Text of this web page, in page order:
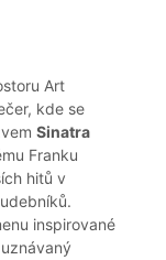
Art
kde se
Sinatra
Franku
hitů v
inspirované